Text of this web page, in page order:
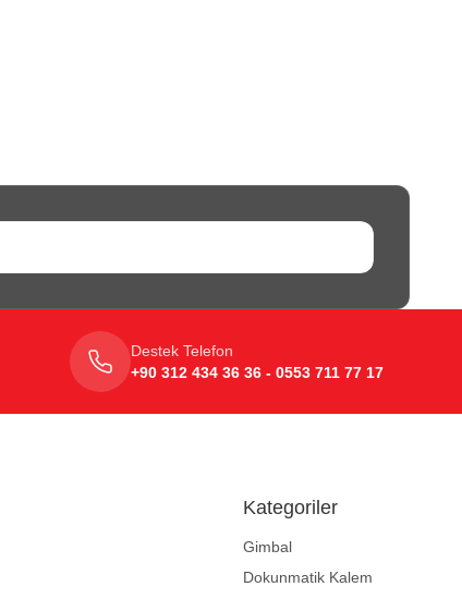
Destek Telefon
+90 312 434 36 36 - 0553 711 77 17
Kategoriler
Gimbal
Dokunmatik Kalem